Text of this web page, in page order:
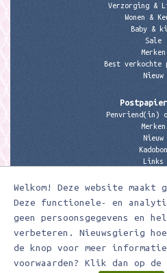
Welkom! Deze website maakt
Deze functionele- en
geen persoonsgegevens en
verbeteren. Nieuwsgierig
de knop voor meer
voorwaarden? Klik dan op de
Verzorging &
Wonen &
Baby &
Sale
Merken
Best verkochte
Nieuw
Penvriend(in)
Merken
Nieuw
Kadobon
Links
06 – 107
KVK nummer:
BTW nummer: